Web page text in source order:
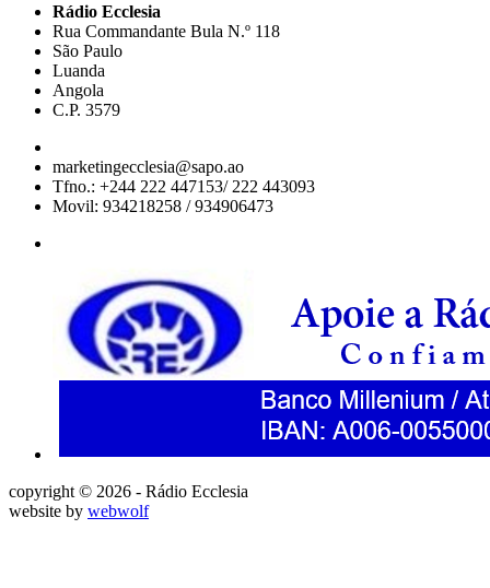
Rádio Ecclesia
Rua Commandante Bula N.º 118
São Paulo
Luanda
Angola
C.P. 3579
marketingecclesia@sapo.ao
Tfno.: +244 222 447153/ 222 443093
Movil: 934218258 / 934906473
copyright © 2026 - Rádio Ecclesia
website by webwolf